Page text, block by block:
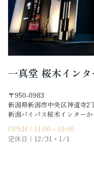
一真堂 桜木イン
〒950-0983
新潟県新潟市中央区神道寺2
新潟バイパス桜木インター
OPEN｜11:00～19:00
定休日｜ 12/31・1/1